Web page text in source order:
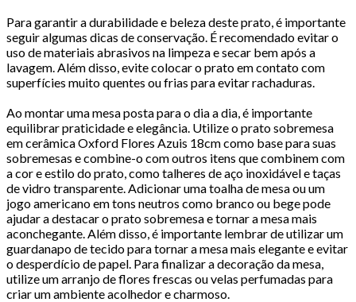
Para garantir a durabilidade e beleza deste prato, é importante
seguir algumas dicas de conservação. É recomendado evitar o
uso de materiais abrasivos na limpeza e secar bem após a
lavagem. Além disso, evite colocar o prato em contato com
superfícies muito quentes ou frias para evitar rachaduras.
Ao montar uma mesa posta para o dia a dia, é importante
equilibrar praticidade e elegância. Utilize o prato sobremesa
em cerâmica Oxford Flores Azuis 18cm como base para suas
sobremesas e combine-o com outros itens que combinem com
a cor e estilo do prato, como talheres de aço inoxidável e taças
de vidro transparente. Adicionar uma toalha de mesa ou um
jogo americano em tons neutros como branco ou bege pode
ajudar a destacar o prato sobremesa e tornar a mesa mais
aconchegante. Além disso, é importante lembrar de utilizar um
guardanapo de tecido para tornar a mesa mais elegante e evitar
o desperdício de papel. Para finalizar a decoração da mesa,
utilize um arranjo de flores frescas ou velas perfumadas para
criar um ambiente acolhedor e charmoso.